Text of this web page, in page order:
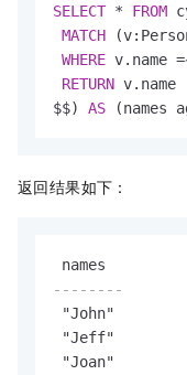
SELECT * FROM
MATCH
WHERE v.name =
RETURN v.name
$$) AS (names
返回结果如下：
--------
"John"
"Jeff"
"Joan"